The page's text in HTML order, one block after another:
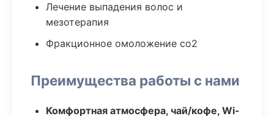
Лечение выпадения волос и
мезотерапия
Фракционное омоложение co2
Преимущества работы с нами
Комфортная атмосфера, чай/кофе, Wi-